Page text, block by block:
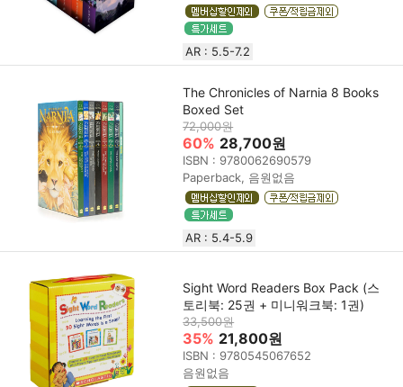
AR : 5.5-7.2
The Chronicles of Narnia 8 Books
Boxed Set
72,000원
60% 28,700원
ISBN : 9780062690579
Paperback, 음원없음
AR : 5.4-5.9
Sight Word Readers Box Pack (스
토리북: 25권 + 미니워크북: 1권)
33,500원
35% 21,800원
ISBN : 9780545067652
음원없음